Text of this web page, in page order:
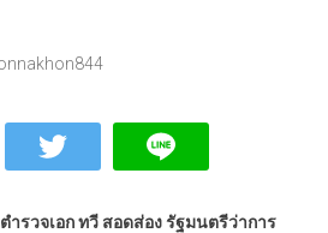
รวจเอก ทวี​ สอดส่อง​ รัฐมนตรีว่าการ